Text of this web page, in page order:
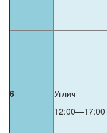
6
Углич
12:00—17:00